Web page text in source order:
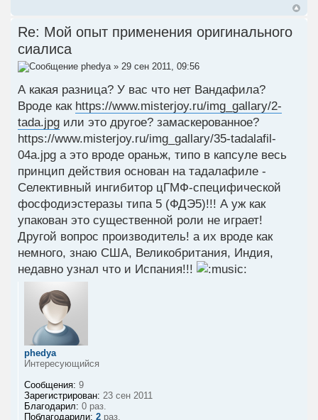
Re: Мой опыт применения оригинального
сиалиса
phedya» 29 сен 2011, 09:56
А какая разница? У вас что нет Вандафила?
Вроде как https://www.misterjoy.ru/img_gallary/2-
tada.jpg или это другое? замаскерованное?
https://www.misterjoy.ru/img_gallary/35-tadalafil-
04a.jpg а это вроде ораньж, типо в капсуле весь
принцип действия основан на тадалафиле -
Селективный ингибитор цГМФ-специфической
фосфодиэстеразы типа 5 (ФДЭ5)!!! А уж как
упакован это существенной роли не играет!
Другой вопрос производитель! а их вроде как
немного, знаю США, Великобритания, Индия,
недавно узнал что и Испания!!!
phedya
Интересующийся
Сообщения: 9
Зарегистрирован: 23 сен 2011
Благодарил: 0 раз.
Поблагодарили: 2 раз.